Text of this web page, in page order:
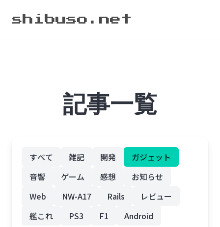
shibuso.net
記事一覧
すべて 雑記 開発
ガジェット
音響
ゲーム 感想
お知らせ
Web
NW-A17 Rails
レビュー
艦これ
PS3 F1 Android